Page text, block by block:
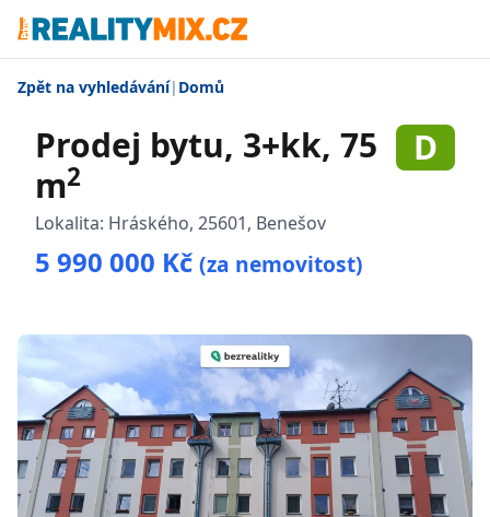
Zpět na vyhledávání| Domů
Prodej bytu, 3+kk, 75
m2
D
Lokalita: Hráského, 25601, Benešov
5 990 000 Kč (za nemovitost)